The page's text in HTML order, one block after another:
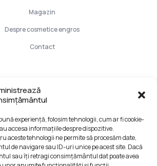
experiență, folosim tehnologii, cum ar fi cookie-
accesa informațiile despre dispozitive.
aceste tehnologii ne permite să procesăm date,
de navigare sau ID-uri unice pe acest site. Dacă
sau îți retragi consimțământul dat poate avea
Magazin
Despre cosmetice engros
Contact
LIVRARE SI PLATA
DATELOR
TERMENI SI CONDITII
Formular retur